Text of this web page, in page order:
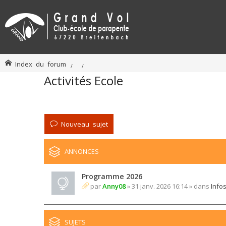
Index du forum
Activités Ecole
Nouveau sujet
ANNONCES
Programme 2026
parAnny08» 31 janv. 2026 16:14 » dans Infos
SUJETS